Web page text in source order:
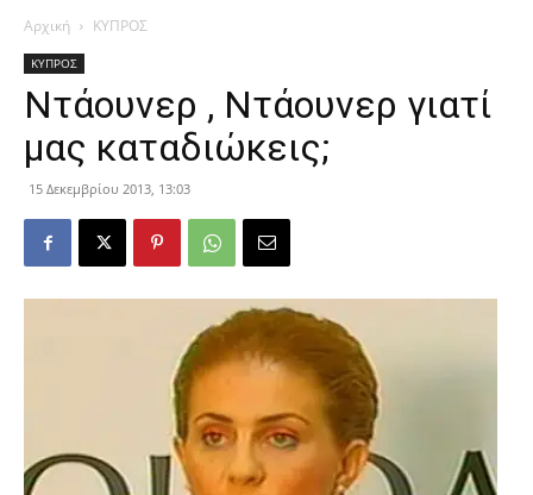
Αρχική ΚΥΠΡΟΣ
ΚΥΠΡΟΣ
Ντάουνερ , Ντάουνερ γιατί
μας καταδιώκεις;
15 Δεκεμβρίου 2013, 13:03